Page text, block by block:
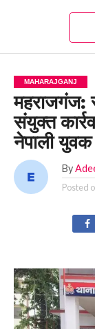
MAHARAJGANJ
महराजगंज:
संयुक्त
नेपाली युवक
By
Posted